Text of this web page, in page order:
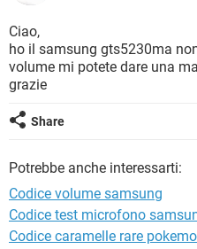
TIKTOK
HARDWARE
INSTAGRAM
TIKTOK
HARDWARE
INTRATTENIMENTO
iOS
INSTAGRAM
HARDWARE
COVID-19
INTRATTENIMENTO
iOS
INSTAGRAM
HARDWARE
Ciao,
ho il samsung gts5230ma
volume mi potete dare una
grazie
Share
Potrebbe anche interessarti:
Codice volume samsung
Codice test microfono
Codice caramelle rare